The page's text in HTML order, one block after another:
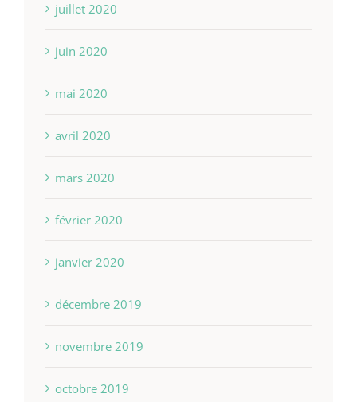
juillet 2020
juin 2020
mai 2020
avril 2020
mars 2020
février 2020
janvier 2020
décembre 2019
novembre 2019
octobre 2019